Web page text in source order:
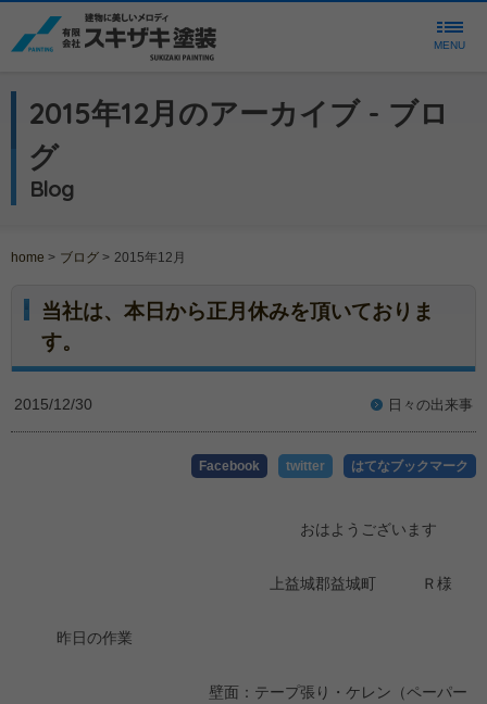
MENU
2015年12月のアーカイブ - ブロ
グ
Blog
home > ブログ > 2015年12月
当社は、本日から正月休みを頂いておりま
す。
2015/12/30 日々の出来事
Facebook twitter はてなブックマーク
おはようございます
上益城郡益城町 Ｒ様
昨日の作業
壁面：テープ張り・ケレン（ペーパー